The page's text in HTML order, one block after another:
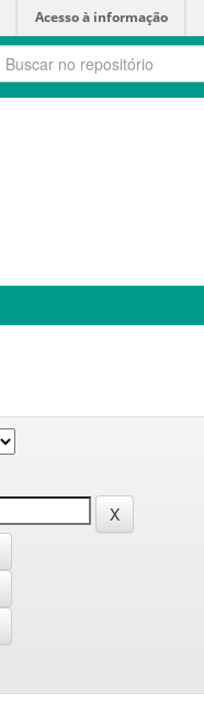
Acesso à informação